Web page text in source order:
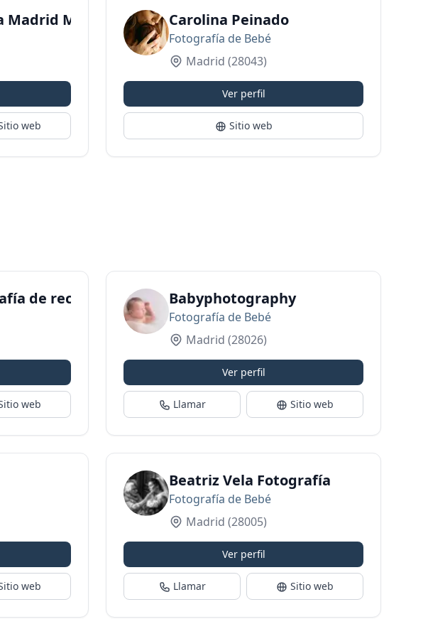
Madrid Memoire
web
Carolina Peinado
Fotografía de Bebé
Madrid (28043)
Ver perfil
Sitio web
de recién nacidos
web
Babyphotography
Fotografía de Bebé
Madrid (28026)
Ver perfil
Llamar Sitio web
web
Beatriz Vela Fotografía
Fotografía de Bebé
Madrid (28005)
Ver perfil
Llamar Sitio web